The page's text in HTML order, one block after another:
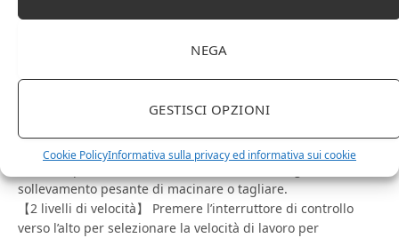
NEGA
GESTISCI OPZIONI
Cookie PolicyInformativa sulla privacy ed informativa sui cookie
【Multi-trituratore elettrico】 Il trituratore elettrico SOKANY
tra cui scegliere. Puoi facilmente tritare e macinare vari
【Efficiente e durevole】 Il motore da e 4 lame in acciaio
inossidabile consentono di macinare e tritare nel più breve
tempo possibile. Il set di coltelli è stato migliorato per
sollevamento pesante di macinare o tagliare.
【2 livelli di velocità】 Premere l’interruttore di controllo
verso l’alto per selezionare la velocità di lavoro per